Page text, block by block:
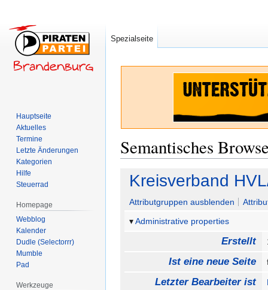
Semantisches
Zur
Navigation
springen
Zur
Suche
springen
Kreisverband
Attributgruppen ausblenden
Administrative properties
Erstellt
Ist eine neue Seite
Letzter Bearbeiter ist
Spezialseite
Hauptseite
Aktuelles
Termine
Letzte Änderungen
Kategorien
Hilfe
Steuerrad
Homepage
Webblog
Kalender
Dudle (Selectorrr)
Mumble
Pad
Werkzeuge